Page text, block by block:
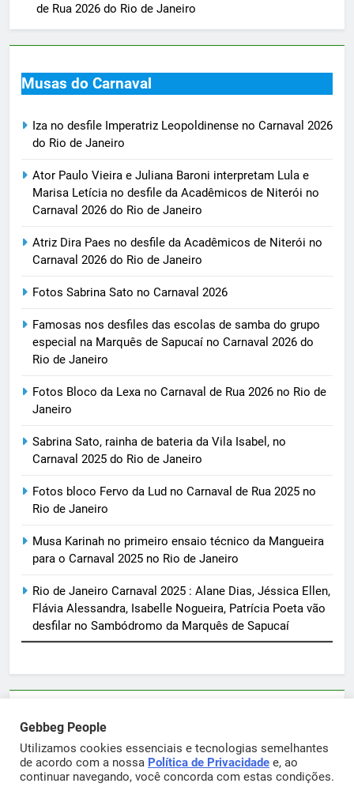
de Rua 2026 do Rio de Janeiro
Musas do Carnaval
Iza no desfile Imperatriz Leopoldinense no Carnaval 2026
do Rio de Janeiro
Ator Paulo Vieira e Juliana Baroni interpretam Lula e
Marisa Letícia no desfile da Acadêmicos de Niterói no
Carnaval 2026 do Rio de Janeiro
Atriz Dira Paes no desfile da Acadêmicos de Niterói no
Carnaval 2026 do Rio de Janeiro
Fotos Sabrina Sato no Carnaval 2026
Famosas nos desfiles das escolas de samba do grupo
especial na Marquês de Sapucaí no Carnaval 2026 do
Rio de Janeiro
Fotos Bloco da Lexa no Carnaval de Rua 2026 no Rio de
Janeiro
Sabrina Sato, rainha de bateria da Vila Isabel, no
Carnaval 2025 do Rio de Janeiro
Fotos bloco Fervo da Lud no Carnaval de Rua 2025 no
Rio de Janeiro
Musa Karinah no primeiro ensaio técnico da Mangueira
para o Carnaval 2025 no Rio de Janeiro
Rio de Janeiro Carnaval 2025 : Alane Dias, Jéssica Ellen,
Flávia Alessandra, Isabelle Nogueira, Patrícia Poeta vão
desfilar no Sambódromo da Marquês de Sapucaí
sortimentos@yahoo.com.br
BlazeThemes
Gebbeg People
Utilizamos cookies essenciais e tecnologias semelhantes
de acordo com a nossa Política de Privacidade e, ao
continuar navegando, você concorda com estas condições.